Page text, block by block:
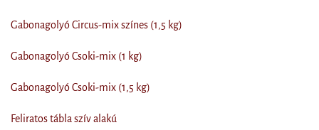
Gabonagolyó Circus-mix színes (1,5 kg)
Gabonagolyó Csoki-mix (1 kg)
Gabonagolyó Csoki-mix (1,5 kg)
Feliratos tábla szív alakú